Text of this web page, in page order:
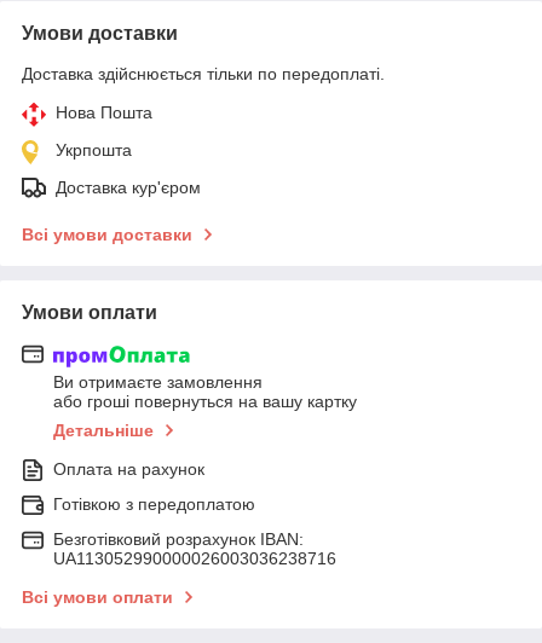
Умови доставки
Доставка здійснюється тільки по передоплаті.
Нова Пошта
Укрпошта
Доставка кур'єром
Всі умови доставки
Умови оплати
Ви отримаєте замовлення
або гроші повернуться на вашу картку
Детальніше
Оплата на рахунок
Готівкою з передоплатою
Безготівковий розрахунок IBAN:
UA113052990000026003036238716
Всі умови оплати